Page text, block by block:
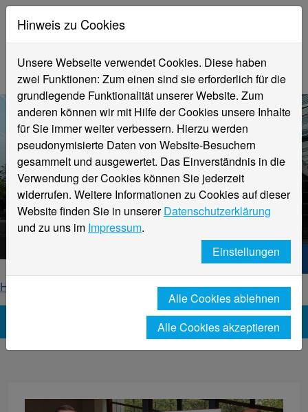
Aktuelle Meldungen
Hochschule Niederrhein
Hochschule Niederrhein. Dein Weg.
Home
News-Detailseite
Hinweis zu Cookies
Unsere Webseite verwendet Cookies. Diese haben
zwei Funktionen: Zum einen sind sie erforderlich für die
grundlegende Funktionalität unserer Website. Zum
anderen können wir mit Hilfe der Cookies unsere Inhalte
für Sie immer weiter verbessern. Hierzu werden
pseudonymisierte Daten von Website-Besuchern
gesammelt und ausgewertet. Das Einverständnis in die
Verwendung der Cookies können Sie jederzeit
widerrufen. Weitere Informationen zu Cookies auf dieser
Website finden Sie in unsererDatenschutzerklärung
und zu uns im Impressum.
Einstellungen
Alle Cookies ablehnen
Alle Cookies akzeptieren